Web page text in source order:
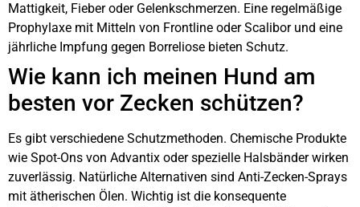
Mattigkeit, Fieber oder Gelenkschmerzen. Eine regelmäßige
Prophylaxe mit Mitteln von Frontline oder Scalibor und eine
jährliche Impfung gegen Borreliose bieten Schutz.
Wie kann ich meinen Hund am
besten vor Zecken schützen?
Es gibt verschiedene Schutzmethoden. Chemische Produkte
wie Spot-Ons von Advantix oder spezielle Halsbänder wirken
zuverlässig. Natürliche Alternativen sind Anti-Zecken-Sprays
mit ätherischen Ölen. Wichtig ist die konsequente